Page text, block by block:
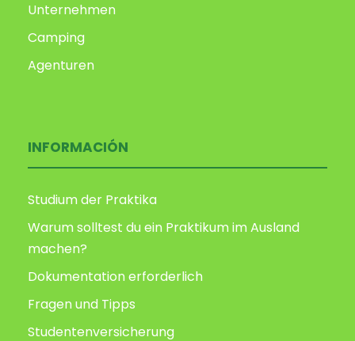
Unternehmen
Camping
Agenturen
INFORMACIÓN
Studium der Praktika
Warum solltest du ein Praktikum im Ausland
machen?
Dokumentation erforderlich
Fragen und Tipps
Studentenversicherung